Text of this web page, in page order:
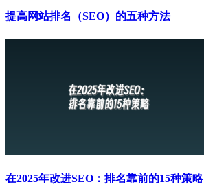
提高网站排名（SEO）的五种方法
在2025年改进SEO：排名靠前的15种策略